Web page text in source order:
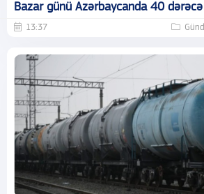
Bazar günü Azərbaycanda 40
13:37